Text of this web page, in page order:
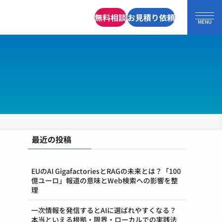
無料相談お見積り依頼
最近の投稿
EUのAI GigafactoriesとRAGの未来とは？「100
億ユーロ」報道の意味とWeb検索への影響を整
理
一次情報を発信するとAIに選ばれやすくなる？
本当といえる根拠・限界・ローカルでの実践法